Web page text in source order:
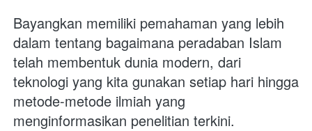
Bayangkan memiliki pemahaman yang lebih
dalam tentang bagaimana peradaban Islam
telah membentuk dunia modern, dari
teknologi yang kita gunakan setiap hari hingga
metode-metode ilmiah yang
menginformasikan penelitian terkini.